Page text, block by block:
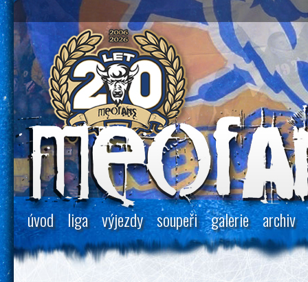
úvod liga výjezdy soupeři galerie archiv